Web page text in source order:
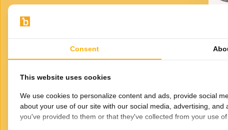
Straat van Gibraltar 2, 3446 CM Woerden
L130 x B80 x H40 cm
VOOR JOU GESELECTEERD
Gerelateerde
producten
Consent
This website uses cookies
We use cookies to personalize content and ads, provide social
about your use of our site with our social media, advertising,
you've provided to them or that they've collected from your use of